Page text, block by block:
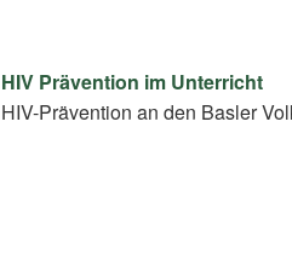
HIV Prävention im Unterricht
HIV-Prävention an den Basler